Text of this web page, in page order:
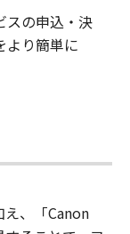
スの申込・決
より簡単に
、「Canon